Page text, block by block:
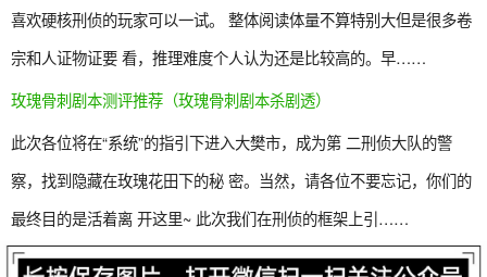
喜欢硬核刑侦的玩家可以一试。 整体阅读体量不算特别大但是很多卷
宗和人证物证要 看，推理难度个人认为还是比较高的。早……
玫瑰骨刺剧本测评推荐（玫瑰骨刺剧本杀剧透）
此次各位将在“系统”的指引下进入大樊市，成为第 二刑侦大队的警
察，找到隐藏在玫瑰花田下的秘 密。当然，请各位不要忘记，你们的
最终目的是活着离 开这里~ 此次我们在刑侦的框架上引……